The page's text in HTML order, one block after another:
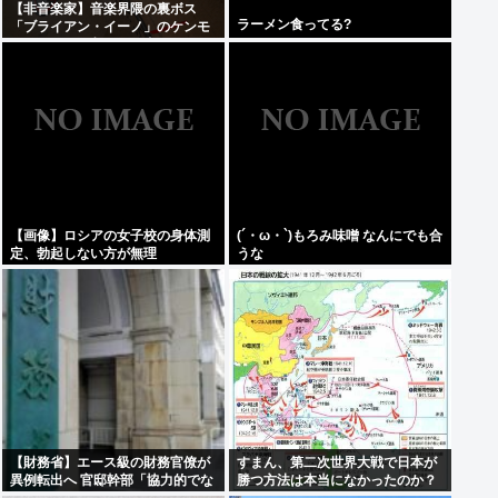
【非音楽家】音楽界隈の裏ボス
「ブライアン・イーノ」のケンモ
メンがお気に入りの仕事は何？
ラーメン食ってる?
【画像】ロシアの女子校の身体測
定、勃起しない方が無理
(´・ω・`)もろみ味噌 なんにでも合
うな
【財務省】エース級の財務官僚が
異例転出へ 官邸幹部「協力的でな
すまん、第二次世界大戦で日本が
勝つ方法は本当になかったのか？